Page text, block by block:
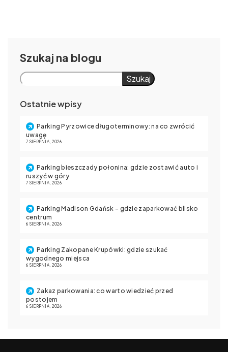
Szukaj
Szukaj
Ostatnie wpisy
Parking Pyrzowice długoterminowy: na co zwrócić
uwagę
7 SIERPNIA, 2026
Parking bieszczady połonina: gdzie zostawić auto i
ruszyć w góry
7 SIERPNIA, 2026
Parking Madison Gdańsk – gdzie zaparkować blisko
centrum
6 SIERPNIA, 2026
Parking Zakopane Krupówki: gdzie szukać
wygodnego miejsca
6 SIERPNIA, 2026
Zakaz parkowania: co warto wiedzieć przed
postojem
6 SIERPNIA, 2026